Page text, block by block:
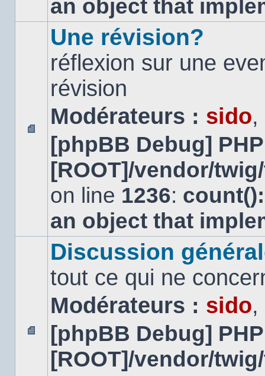
an object that
Aucun
message
non
Une révision?
réflexion sur une
révision
Modérateurs : sido,
[phpBB Debug]
[ROOT]/vendor/
on line 1236:
an object that
Aucun
message
non
Discussion
tout ce qui ne
Modérateurs : sido,
[phpBB Debug]
[ROOT]/vendor/